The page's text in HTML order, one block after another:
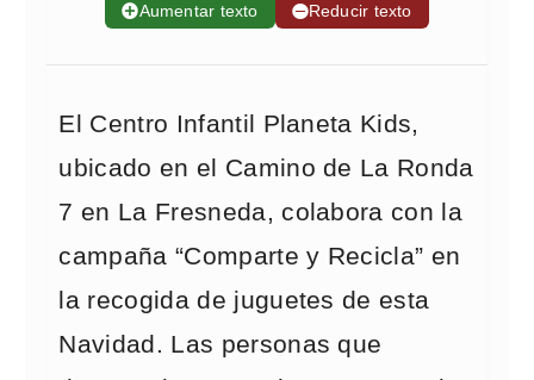
➕Aumentar texto ➖Reducir texto
El Centro Infantil Planeta Kids,
ubicado en el Camino de La Ronda
7 en La Fresneda, colabora con la
campaña “Comparte y Recicla” en
la recogida de juguetes de esta
Navidad. Las personas que